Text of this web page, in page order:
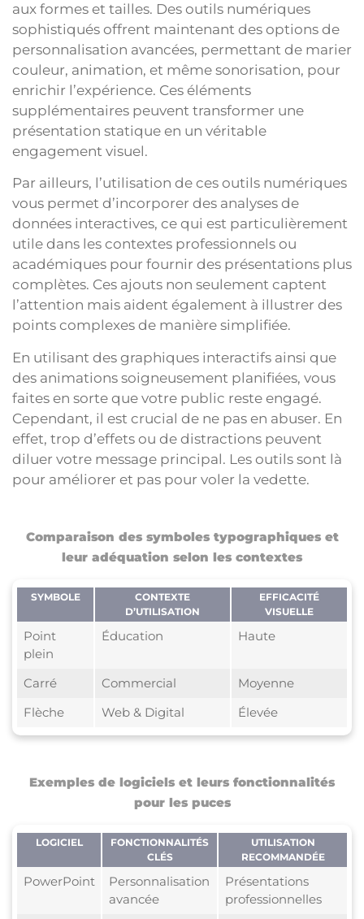
aux formes et tailles. Des outils numériques
sophistiqués offrent maintenant des options de
personnalisation avancées, permettant de marier
couleur, animation, et même sonorisation, pour
enrichir l’expérience. Ces éléments
supplémentaires peuvent transformer une
présentation statique en un véritable
engagement visuel.
Par ailleurs, l’utilisation de ces outils numériques
vous permet d’incorporer des analyses de
données interactives, ce qui est particulièrement
utile dans les contextes professionnels ou
académiques pour fournir des présentations plus
complètes. Ces ajouts non seulement captent
l’attention mais aident également à illustrer des
points complexes de manière simplifiée.
En utilisant des graphiques interactifs ainsi que
des animations soigneusement planifiées, vous
faites en sorte que votre public reste engagé.
Cependant, il est crucial de ne pas en abuser. En
effet, trop d’effets ou de distractions peuvent
diluer votre message principal. Les outils sont là
pour améliorer et pas pour voler la vedette.
Comparaison des symboles typographiques et
leur adéquation selon les contextes
SYMBOLE
CONTEXTE
D’UTILISATION
EFFICACITÉ
VISUELLE
Point
plein
Éducation Haute
Carré Commercial
Moyenne
Flèche
Web & Digital Élevée
Exemples de logiciels et leurs fonctionnalités
pour les puces
LOGICIEL
FONCTIONNALITÉS
CLÉS
UTILISATION
RECOMMANDÉE
PowerPoint
Personnalisation
avancée
Présentations
professionnelles